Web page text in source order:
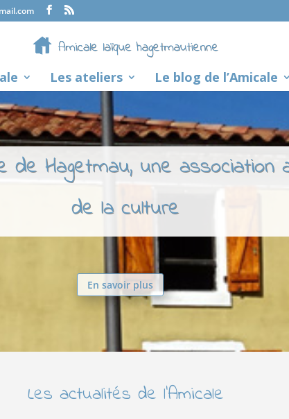
Les ateliers Le blog de l’Amicale
de Hagetmau, une association
de la culture
En savoir plus
Les actualités de l’Amicale